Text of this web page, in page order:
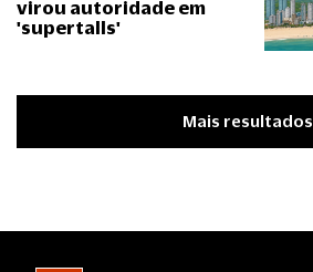
virou autoridade em
'supertalls'
Mais resultados